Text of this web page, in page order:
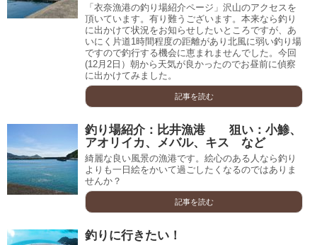
「衣奈漁港の釣り場紹介ページ」沢山のアクセスを
頂いています。有り難うございます。本来なら釣り
に出かけて状況をお知らせしたいところですが、あ
いにく片道1時間程度の距離があり北風に弱い釣り場
ですので釣行する機会に恵まれませんでした。今回
(12月2日）朝から天気が良かったのでお昼前に偵察
に出かけてみました。
記事を読む
釣り場紹介：比井漁港 狙い：小鯵、
アオリイカ、メバル、キス など
綺麗な良い風景の漁港です。絵心のある人なら釣り
よりも一日絵をかいて過ごしたくなるのではありま
せんか？
記事を読む
釣りに行きたい！